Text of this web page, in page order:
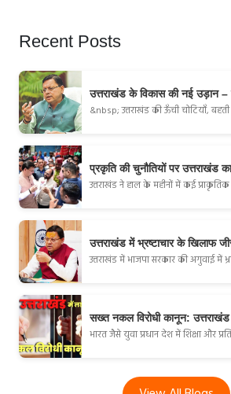
Recent Posts
उत्तराखंड के विकास की नई उड़ान –
&nbsp; उत्तराखंड की ऊँची चोटियाँ,
प्रकृति की चुनौतियों पर उत्तराखंड
उत्तराखंड ने हाल के महीनों में कई
उत्तराखंड में भ्रष्टाचार के खिलाफ
उत्तराखंड में भाजपा सरकार की अगुवाई में
सख्त नकल विरोधी कानून:
भारत जैसे युवा प्रधान देश में शिक्षा और